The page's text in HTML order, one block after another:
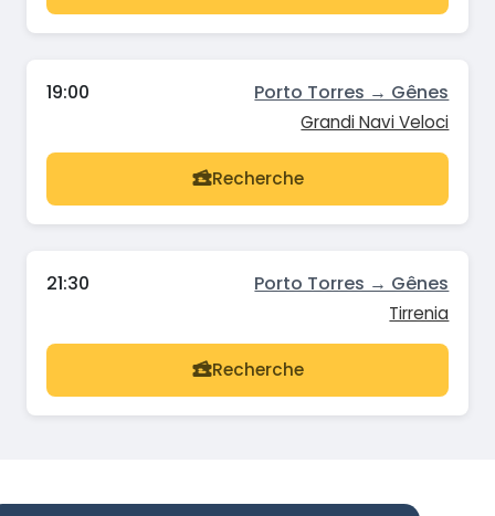
19:00 Porto Torres → Gênes
Grandi Navi Veloci
Recherche
21:30 Porto Torres → Gênes
Tirrenia
Recherche